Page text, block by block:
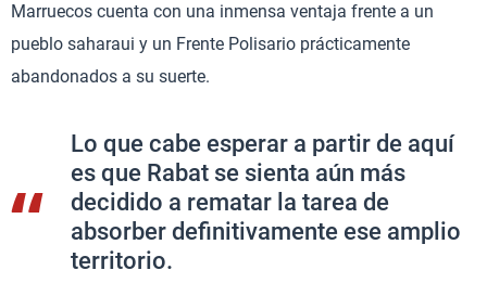
Marruecos cuenta con una inmensa ventaja frente a un
pueblo saharaui y un Frente Polisario prácticamente
abandonados a su suerte.
Lo que cabe esperar a partir de aquí
es que Rabat se sienta aún más
decidido a rematar la tarea de
absorber definitivamente ese amplio
territorio.